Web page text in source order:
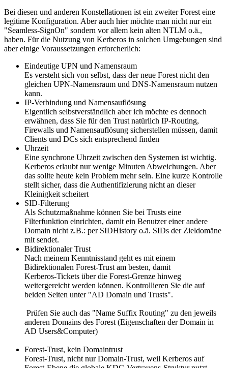
Bei diesen und anderen Konstellationen ist ein zweiter Forest eine
legitime Konfiguration. Aber auch hier möchte man nicht nur ein
"Seamless-SignOn" sondern vor allem kein alten NTLM o.ä.,
haben. Für die Nutzung von Kerberos in solchen Umgebungen sind
aber einige Voraussetzungen erforcherlich:
Eindeutige UPN und Namensraum
Es versteht sich von selbst, dass der neue Forest nicht den
gleichen UPN-Namensraum und DNS-Namensraum nutzen
kann.
IP-Verbindung und Namensauflösung
Eigentlich selbstverständlich aber ich möchte es dennoch
erwähnen, dass Sie für den Trust natürlich IP-Routing,
Firewalls und Namensauflösung sicherstellen müssen, damit
Clients und DCs sich entsprechend finden
Uhrzeit
Eine synchrone Uhrzeit zwischen den Systemen ist wichtig.
Kerberos erlaubt nur wenige Minuten Abweichungen. Aber
das sollte heute kein Problem mehr sein. Eine kurze Kontrolle
stellt sicher, dass die Authentifizierung nicht an dieser
Kleinigkeit scheitert
SID-Filterung
Als Schutzmaßnahme können Sie bei Trusts eine
Filterfunktion einrichten, damit ein Benutzer einer andere
Domain nicht z.B.: per SIDHistory o.ä. SIDs der Zieldomäne
mit sendet.
Bidirektionaler Trust
Nach meinem Kenntnisstand geht es mit einem
Bidirektionalen Forest-Trust am besten, damit
Kerberos‑Tickets über die Forest‑Grenze hinweg
weitergereicht werden können. Kontrollieren Sie die auf
beiden Seiten unter "AD Domain und Trusts".
Prüfen Sie auch das "Name Suffix Routing" zu den jeweils
anderen Domains des Forest (Eigenschaften der Domain in
AD Users&Computer)
Forest-Trust, kein Domaintrust
Forest‑Trust, nicht nur Domain‑Trust, weil Kerberos auf